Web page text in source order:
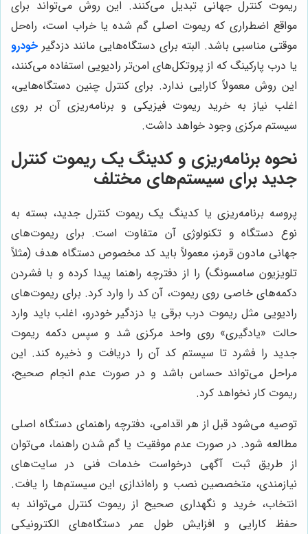
ریموت کنترل جهانی تبدیل می‌کنند. این روش می‌تواند برای
مواقع اضطراری که ریموت اصلی گم شده یا خراب است، راه‌حل
موقتی مناسبی باشد. البته برای دستگاه‌هایی مانند دزدگیر خودرو
یا درب پارکینگ که از پروتکل‌های امن‌تر رادیویی استفاده می‌کنند،
این روش معمولاً کارایی ندارد. برای کنترل چنین دستگاه‌هایی،
اغلب نیاز به خرید ریموت فیزیکی و برنامه‌ریزی آن بر روی
سیستم مرکزی وجود خواهد داشت.
نحوه برنامه‌ریزی و کدینگ یک ریموت کنترل
جدید برای سیستم‌های مختلف
پروسه برنامه‌ریزی یا کدینگ یک ریموت کنترل جدید، بسته به
نوع دستگاه و تکنولوژی آن متفاوت است. برای ریموت‌های
جهانی مادون قرمز، معمولاً باید کد مخصوص دستگاه هدف (مثلاً
تلویزیون سامسونگ) را از دفترچه راهنما پیدا کرده و با فشردن
دکمه‌های خاصی روی ریموت، آن کد را وارد کرد. برای ریموت‌های
رادیویی مثل ریموت درب برقی یا دزدگیر خودرو، اغلب باید وارد
حالت «یادگیری» روی واحد مرکزی شد و سپس دکمه ریموت
جدید را فشرد تا سیستم کد آن را دریافت و ذخیره کند. این
مراحل می‌تواند حساس باشد و در صورت عدم انجام صحیح،
ریموت کار نخواهد کرد.
توصیه می‌شود قبل از هر اقدامی، دفترچه راهنمای دستگاه اصلی
مطالعه شود. در صورت عدم موفقیت یا گم شدن راهنما، می‌توان
از طریق ثبت آگهی درخواست خدمات فنی در سایت‌های
نیازمندی، متخصصین نصب و راه‌اندازی این سیستم‌ها را یافت.
انتخاب، خرید و نگهداری صحیح از ریموت کنترل می‌تواند به
حفظ کارایی و افزایش طول عمر دستگاه‌های الکترونیکی